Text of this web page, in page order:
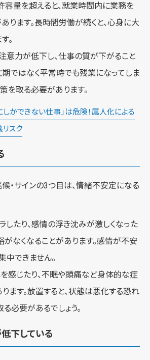
量を超えると、就業時間内に業務を
ります。長時間労働が続くと、心身に大
。
意力が低下し、仕事の質が下がること
期ではなく平常時でも残業になってしま
を取る必要があります。
しかできない仕事」は危険！属人化による
スク
・サインの3つ目は、情緒不安定になる
したり、感情の浮き沈みが激しくなった
がなくなることがあります。感情が不安
中できません。
感じたり、不眠や頭痛など身体的な症
ます。放置すると、状態は悪化する恐れ
必要があるでしょう。
下している